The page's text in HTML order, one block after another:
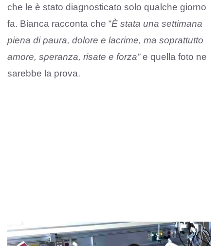
che le è stato diagnosticato solo qualche giorno
fa. Bianca racconta che “È stata una settimana
piena di paura, dolore e lacrime, ma soprattutto
amore, speranza, risate e forza”e quella foto ne
sarebbe la prova.